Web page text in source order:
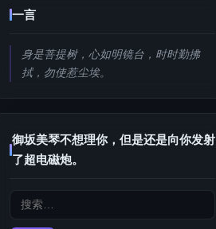
一言
身是菩提树，心如明镜台，时时勤拂
拭，勿使惹尘埃。
御坂美琴不想理你，但是还是向你发射
了超电磁炮。
搜